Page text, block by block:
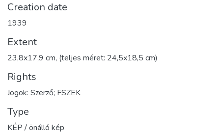
Creation date
1939
Extent
23,8x17,9 cm, (teljes méret: 24,5x18,5 cm)
Rights
Jogok: Szerző; FSZEK
Type
KÉP / önálló kép